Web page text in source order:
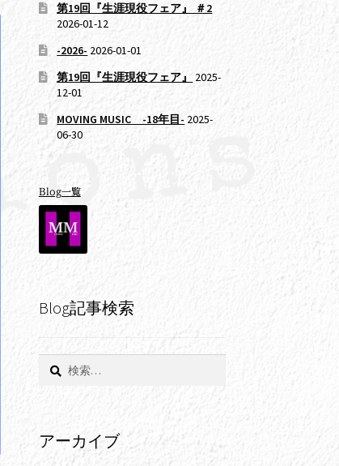
第19回『生涯現役フェア』 ＃2
2026-01-12
-2026- 2026-01-01
第19回『生涯現役フェア』
2025-
12-01
MOVING MUSIC -18年目- 2025-
06-30
Blog一覧
Blog記事検索
アーカイブ